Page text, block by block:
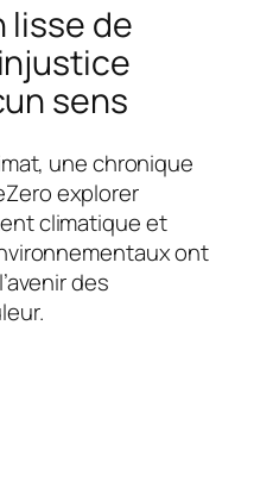
lisse de
sens
, une chronique
explorer
climatique et
ont
des